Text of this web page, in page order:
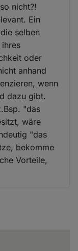
nicht?!
Ein
selben
oder
anhand
wenn
dazu gibt.
"das
wäre
"das
bekomme
Vorteile,